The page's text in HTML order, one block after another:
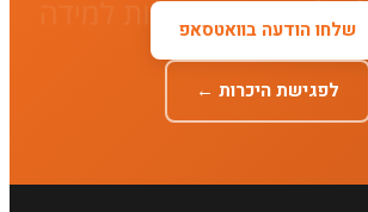
שלחו הודעה בוואטסאפ
לפגישת היכרות ←